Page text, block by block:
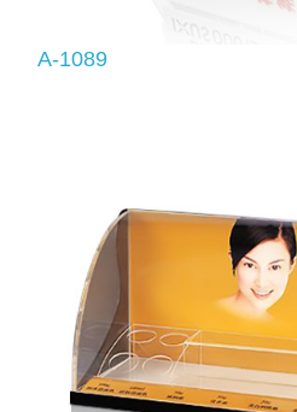
A-1089